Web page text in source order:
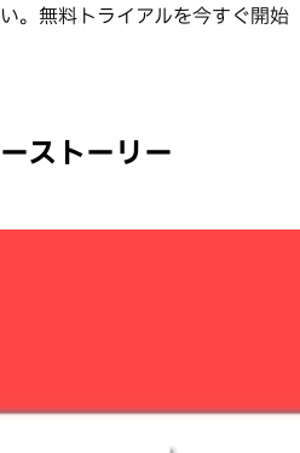
。無料トライアルを今すぐ開始
ストーリー